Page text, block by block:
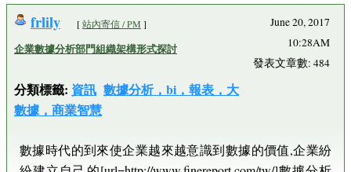
frlily [站內寄信 / PM ]
企業數據分析部門組織架構形式探討
分類標籤: 資訊 數據分析，bi，報表，大
數據，商業智慧
June 20, 2017
10:28AM
發表文章數: 484
數據時代的到來使企業越來越意識到數據的價值,企業紛